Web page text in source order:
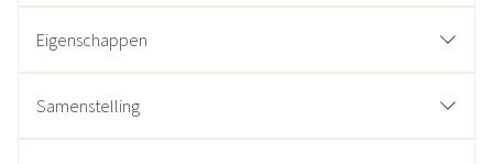
Eigenschappen
Samenstelling